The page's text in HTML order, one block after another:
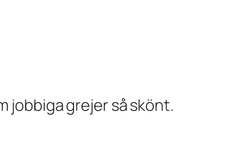
jobbiga grejer så skönt.